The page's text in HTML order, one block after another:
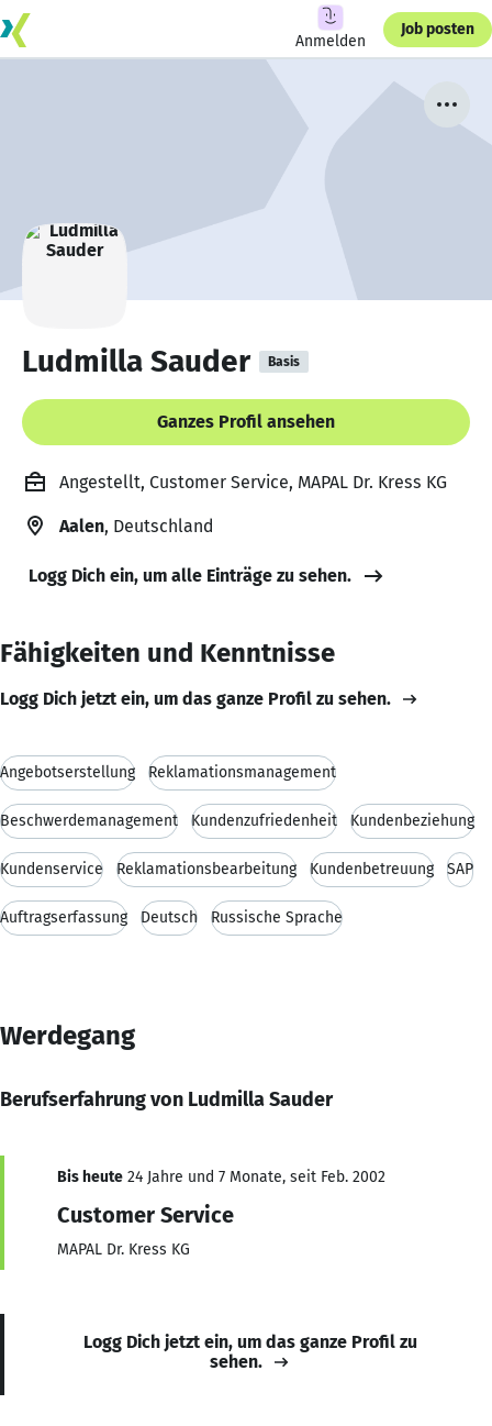
Anmelden
Job posten
Ludmilla Sauder Basis
Ganzes Profil ansehen
Angestellt, Customer Service, MAPAL Dr. Kress KG
Aalen, Deutschland
Logg Dich ein, um alle Einträge zu sehen.
Fähigkeiten und Kenntnisse
Logg Dich jetzt ein, um das ganze Profil zu sehen.
Angebotserstellung Reklamationsmanagement
Beschwerdemanagement Kundenzufriedenheit Kundenbeziehung
Kundenservice Reklamationsbearbeitung Kundenbetreuung SAP
Auftragserfassung Deutsch Russische Sprache
Werdegang
Berufserfahrung von Ludmilla Sauder
Bis heute 24 Jahre und 7 Monate, seit Feb. 2002
Customer Service
MAPAL Dr. Kress KG
Logg Dich jetzt ein, um das ganze Profil zu
sehen.